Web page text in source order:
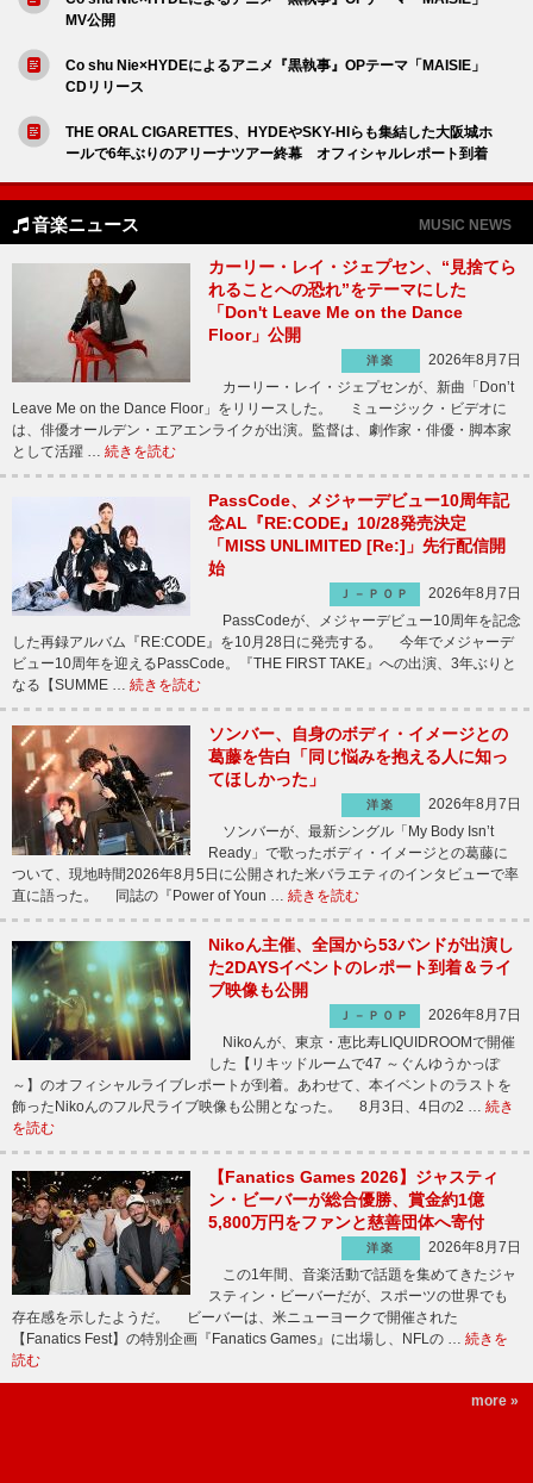
MV公開
Co shu Nie×HYDEによるアニメ『黒執事』OPテーマ「MAISIE」
CDリリース
THE ORAL CIGARETTES、HYDEやSKY-HIらも集結した大阪城ホ
ールで6年ぶりのアリーナツアー終幕 オフィシャルレポート到着
音楽ニュース MUSIC NEWS
カーリー・レイ・ジェプセン、“見捨てら
れることへの恐れ”をテーマにした
「Don't Leave Me on the Dance
Floor」公開
洋楽
2026年8月7日
カーリー・レイ・ジェプセンが、新曲「Don’t
Leave Me on the Dance Floor」をリリースした。 ミュージック・ビデオに
は、俳優オールデン・エアエンライクが出演。監督は、劇作家・俳優・脚本家
として活躍 … 続きを読む
PassCode、メジャーデビュー10周年記
念AL『RE:CODE』10/28発売決定
「MISS UNLIMITED [Re:]」先行配信開
始
Ｊ－ＰＯＰ
2026年8月7日
PassCodeが、メジャーデビュー10周年を記念
した再録アルバム『RE:CODE』を10月28日に発売する。 今年でメジャーデ
ビュー10周年を迎えるPassCode。『THE FIRST TAKE』への出演、3年ぶりと
なる【SUMME … 続きを読む
ソンバー、自身のボディ・イメージとの
葛藤を告白「同じ悩みを抱える人に知っ
てほしかった」
洋楽
2026年8月7日
ソンバーが、最新シングル「My Body Isn’t
Ready」で歌ったボディ・イメージとの葛藤に
ついて、現地時間2026年8月5日に公開された米バラエティのインタビューで率
直に語った。 同誌の『Power of Youn … 続きを読む
Nikoん主催、全国から53バンドが出演し
た2DAYSイベントのレポート到着＆ライ
ブ映像も公開
Ｊ－ＰＯＰ
2026年8月7日
Nikoんが、東京・恵比寿LIQUIDROOMで開催
した【リキッドルームで47 ～ぐんゆうかっぽ
～】のオフィシャルライブレポートが到着。あわせて、本イベントのラストを
飾ったNikoんのフル尺ライブ映像も公開となった。 8月3日、4日の2 … 続き
を読む
【Fanatics Games 2026】ジャスティ
ン・ビーバーが総合優勝、賞金約1億
5,800万円をファンと慈善団体へ寄付
洋楽
2026年8月7日
この1年間、音楽活動で話題を集めてきたジャ
スティン・ビーバーだが、スポーツの世界でも
存在感を示したようだ。 ビーバーは、米ニューヨークで開催された
【Fanatics Fest】の特別企画『Fanatics Games』に出場し、NFLの … 続きを
読む
more »